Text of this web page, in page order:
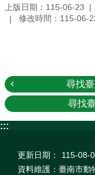
上版日期：115-06-23
修改時間：115-06-
尋找
尋找
:::
更新日期：
115-08-
資料維護：臺南市動